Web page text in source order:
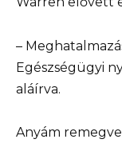
–
Egészségügyi
aláírva.
Anyám